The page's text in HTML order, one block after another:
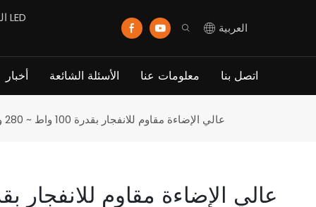
العربية
أخبار الأسئلة الشائعة معلومات عنا اتصل بنا
مصباح DL235 LED عالي الإضاءة مقاوم للانفجار بقدرة 100 واط ~ 280 واط، مصباح دائري مقاوم للانفجار من الفئة 1 القسم 2